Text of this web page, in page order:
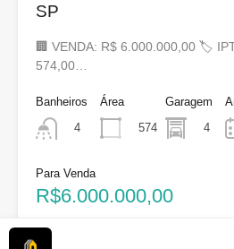
SP
🏢 VENDA: R$ 6.000.000,00 🏷
574,00…
Banheiros
4
Área
574
Garagem
4
Para Venda
R$6.000.000,00